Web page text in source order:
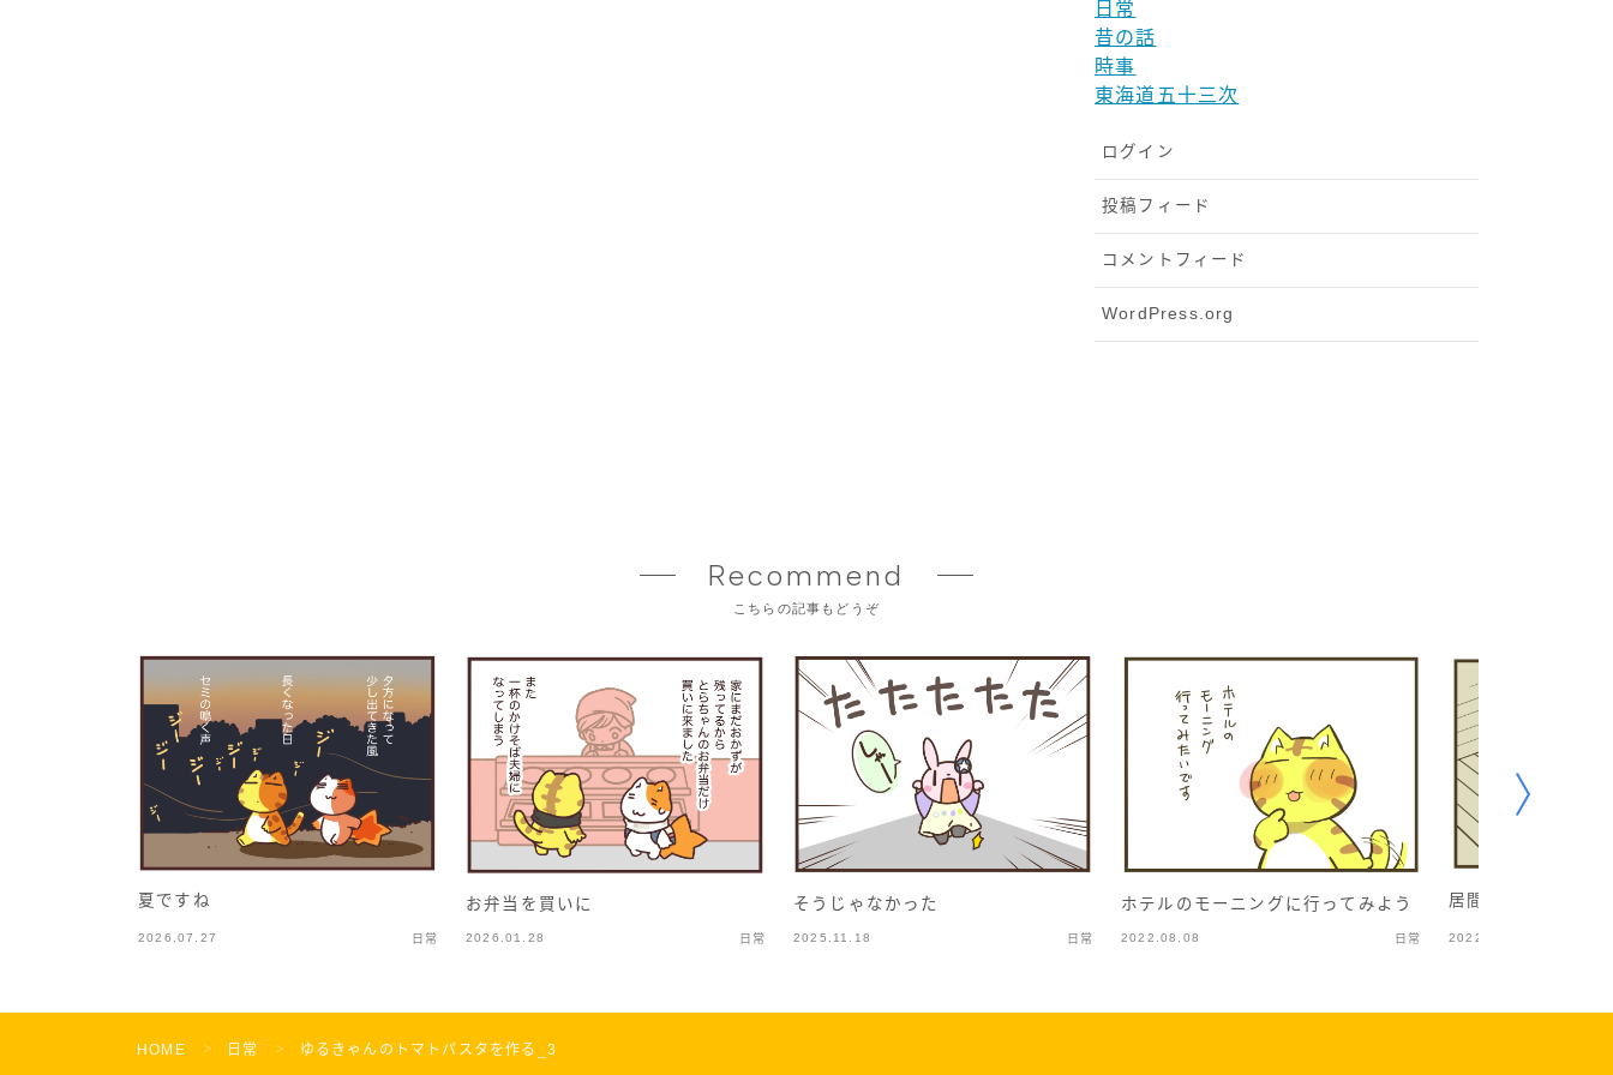
日常
昔の話
時事
東海道五十三次
ログイン
投稿フィード
コメントフィード
WordPress.org
Recommend
こちらの記事もどうぞ
夏ですね
2026.07.27 日常
お弁当を買いに
2026.01.28 日常
そうじゃなかった
2025.11.18 日常
ホテルのモーニングに行ってみよう
2022.08.08 日常
居間で漫談やってた
2022.04.16
HOME ＞ 日常 ＞ ゆるきゃんのトマトパスタを作る_3